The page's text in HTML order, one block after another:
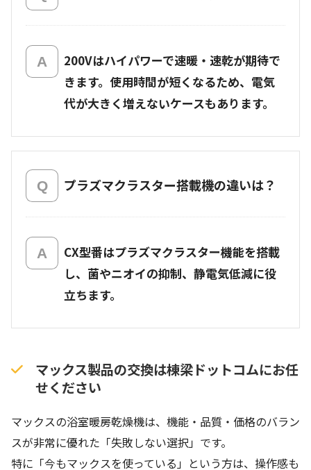
200Vはハイパワーで速暖・速乾が期待で
きます。使用時間が短くなるため、電気
代が大きく増えないケースもあります。
プラズマクラスター搭載機の違いは？
CX型番はプラズマクラスター機能を搭載
し、菌やニオイの抑制、静電気低減に役
立ちます。
マックス製品の交換は棟梁ドットコムにお任
せください
マックスの浴室暖房乾燥機は、機能・品質・価格のバラン
スが非常に優れた「失敗しない選択」です。
特に「今もマックスを使っている」という方は、操作感も